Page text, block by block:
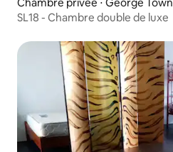
SL18 - Chambre double de luxe